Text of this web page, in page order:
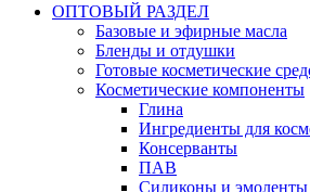
ОПТОВЫЙ РАЗДЕЛ
Базовые и эфирные масла
Бленды и отдушки
Готовые косметические
Косметические компоненты
Глина
Ингредиенты для
Консерванты
ПАВ
Силиконы и эмоленты